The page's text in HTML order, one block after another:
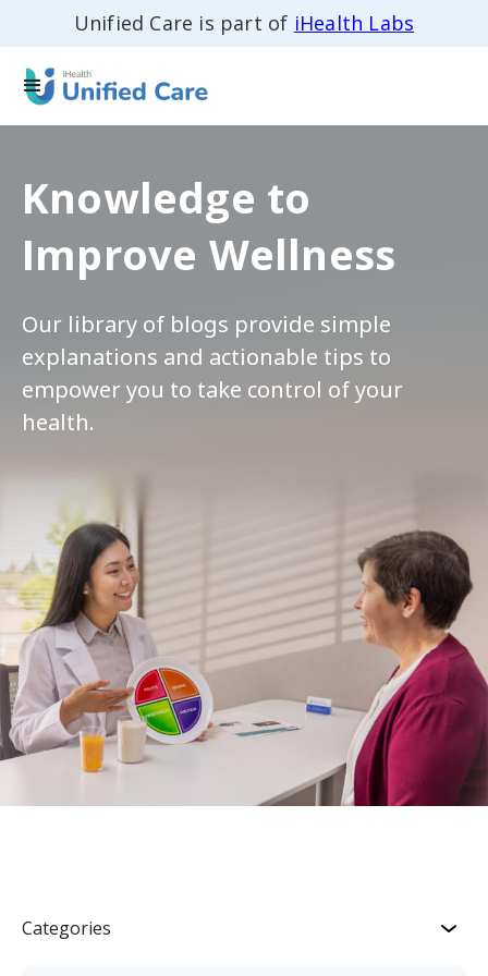
Unified Care is part of iHealth Labs
Knowledge to
Improve Wellness
Our library of blogs provide simple
explanations and actionable tips to
empower you to take control of your
health.
Categories